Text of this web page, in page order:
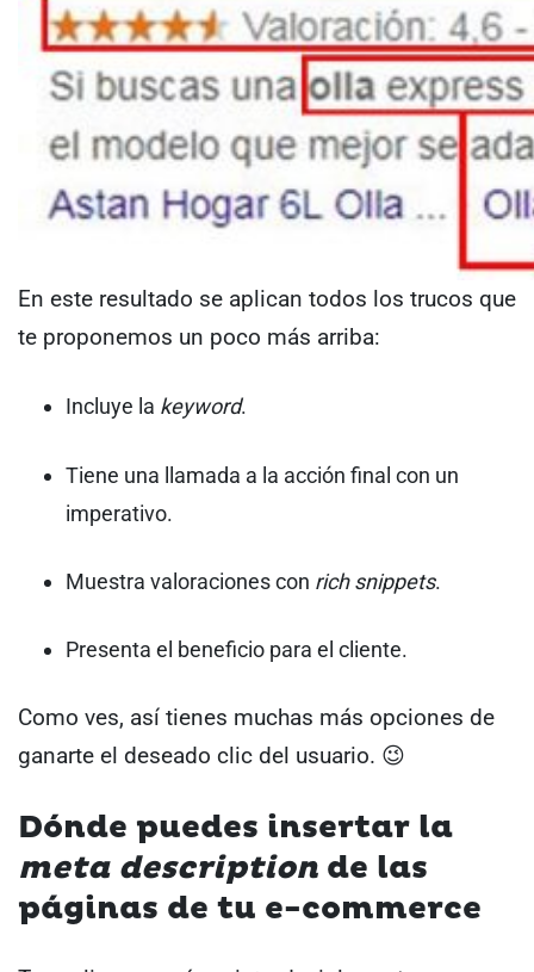
En este resultado se aplican todos los trucos que
te proponemos un poco más arriba:
Incluye la keyword.
Tiene una llamada a la acción final con un
imperativo.
Muestra valoraciones con rich snippets.
Presenta el beneficio para el cliente.
Como ves, así tienes muchas más opciones de
ganarte el deseado clic del usuario. 😉
Dónde puedes insertar la
meta description de las
páginas de tu e-commerce